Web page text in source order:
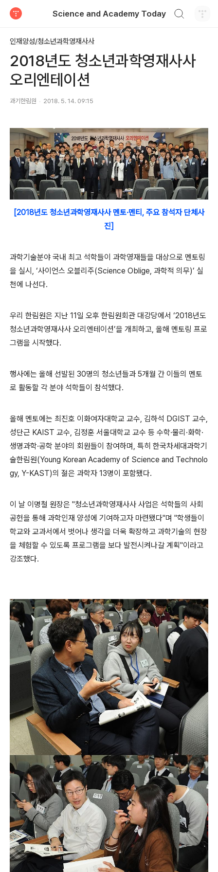
Science and Academy Today
인재양성/청소년과학영재사사
2018년도 청소년과학영재사사
오리엔테이션
과기한림원 2018. 5. 14. 09:15
[2018년도 청소년과학영재사사 멘토·멘티, 주요 참석자 단체사
진]
과학기술분야 국내 최고 석학들이 과학영재들을 대상으로 멘토링
을 실시, ‘사이언스 오블리주(Science Oblige, 과학적 의무)’ 실
천에 나선다.
우리 한림원은 지난 11일 오후 한림원회관 대강당에서 ‘2018년도
청소년과학영재사사 오리엔테이션’을 개최하고, 올해 멘토링 프로
그램을 시작했다.
행사에는 올해 선발된 30명의 청소년들과 5개월 간 이들의 멘토
로 활동할 각 분야 석학들이 참석했다.
올해 멘토에는 최진호 이화여자대학교 교수, 김하석 DGIST 교수,
성단근 KAIST 교수, 김정훈 서울대학교 교수 등 수학·물리·화학·
생명과학·공학 분야의 회원들이 참여하며, 특히 한국차세대과학기
술한림원(Young Korean Academy of Science and Technolo
gy, Y-KAST)의 젊은 과학자 13명이 포함됐다.
이 날 이명철 원장은 "청소년과학영재사사 사업은 석학들의 사회
공헌을 통해 과학인재 양성에 기여하고자 마련됐다"며 "학생들이
학교와 교과서에서 벗어나 생각을 더욱 확장하고 과학기술의 현장
을 체험할 수 있도록 프로그램을 보다 발전시켜나갈 계획"이라고
강조했다.